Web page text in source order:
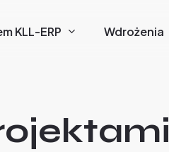
KLL-ERP Wdrożenia